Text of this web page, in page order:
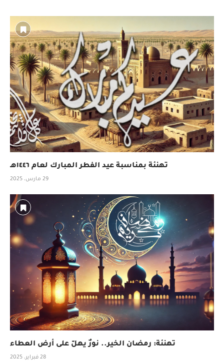
تهنئة بمناسبة عيد الفطر المبارك لعام ١٤٤٦هـ
29 مارس، 2025
تهنئة: رمضان الخير.. نورٌ يهلّ على أرض العطاء
28 فبراير، 2025